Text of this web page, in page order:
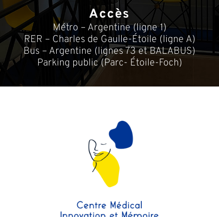
Accès
Métro – Argentine (ligne 1)
RER – Charles de Gaulle-Étoile (ligne A)
Bus – Argentine (lignes 73 et BALABUS)
Parking public (Parc- Étoile-Foch)